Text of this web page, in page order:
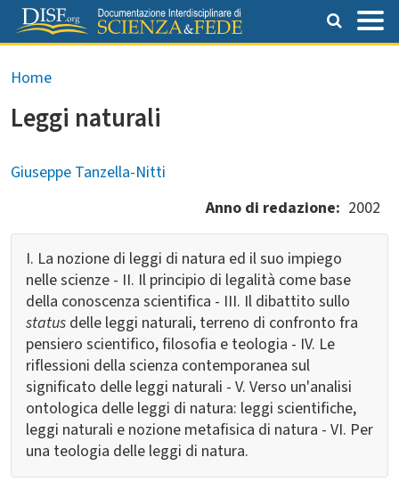
Salta al contenuto principale
Briciole di pane
Home
Leggi naturali
Giuseppe Tanzella-Nitti
Anno di redazione
2002
I. La nozione di leggi di natura ed il suo impiego
nelle scienze - II. Il principio di legalità come base
della conoscenza scientifica - III. Il dibattito sullo
status delle leggi naturali, terreno di confronto fra
pensiero scientifico, filosofia e teologia - IV. Le
riflessioni della scienza contemporanea sul
significato delle leggi naturali - V. Verso un'analisi
ontologica delle leggi di natura: leggi scientifiche,
leggi naturali e nozione metafisica di natura - VI. Per
una teologia delle leggi di natura.